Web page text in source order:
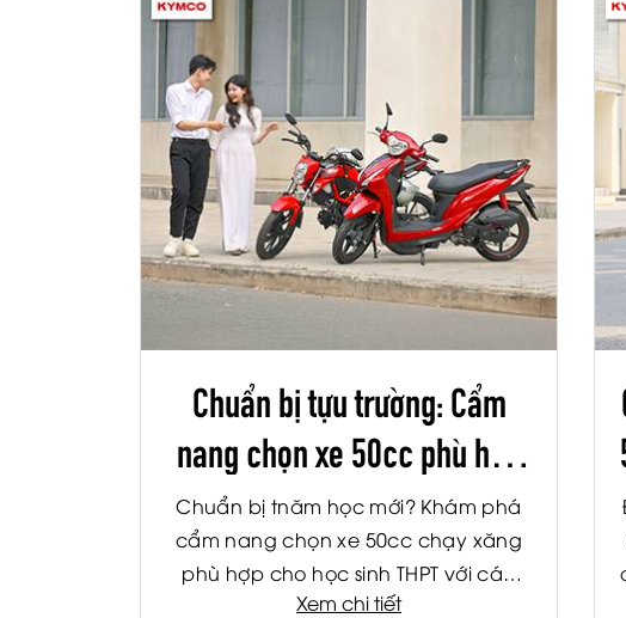
Chuẩn bị tựu trường: Cẩm
nang chọn xe 50cc phù hợp
cho học sinh THPT
Chuẩn bị tnăm học mới? Khám phá
cẩm nang chọn xe 50cc chạy xăng
phù hợp cho học sinh THPT với các
tiêu chí về an toàn, tiết kiệm nhiên liệu
Xem chi tiết